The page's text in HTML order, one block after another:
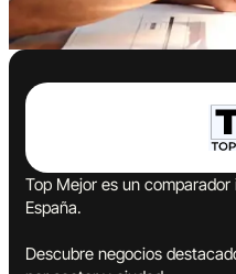
Top Mejor es un
España.
Descubre negocios